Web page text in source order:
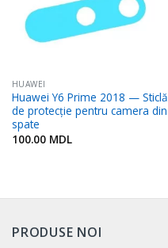
HUAWEI
Huawei Y6 Prime 2018 — Sticlă
de protecție pentru camera din
spate
100.00 MDL
PRODUSE NOI